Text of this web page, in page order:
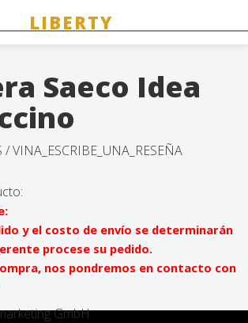
Saeco Idea
/VINA_ESCRIBE_UNA_RESEÑA
y el costo de envío se determinarán
procese su pedido.
nos pondremos en contacto con
GmbH